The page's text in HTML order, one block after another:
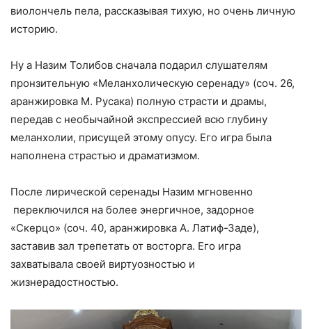
виолончель пела, рассказывая тихую, но очень личную
историю.
Ну а Назим Толибов сначала подарил слушателям
пронзительную «Меланхолическую серенаду» (соч. 26,
аранжировка М. Русака) полную страсти и драмы,
передав с необычайной экспрессией всю глубину
меланхолии, присущей этому опусу. Его игра была
наполнена страстью и драматизмом.
После лирической серенады Назим мгновенно
переключился на более энергичное, задорное
«Скерцо» (соч. 40, аранжировка А. Латиф-Заде),
заставив зал трепетать от восторга. Его игра
захватывала своей виртуозностью и
жизнерадостностью.